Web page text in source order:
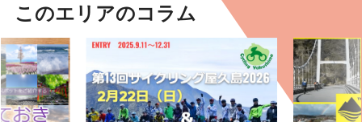
このエリアのコラム